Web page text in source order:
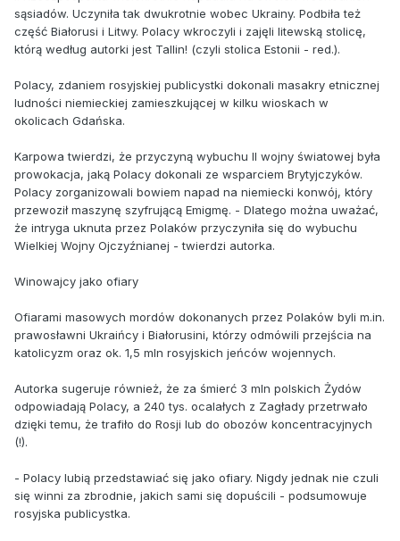
sąsiadów. Uczyniła tak dwukrotnie wobec Ukrainy. Podbiła też
część Białorusi i Litwy. Polacy wkroczyli i zajęli litewską stolicę,
którą według autorki jest Tallin! (czyli stolica Estonii - red.).
Polacy, zdaniem rosyjskiej publicystki dokonali masakry etnicznej
ludności niemieckiej zamieszkującej w kilku wioskach w
okolicach Gdańska.
Karpowa twierdzi, że przyczyną wybuchu II wojny światowej była
prowokacja, jaką Polacy dokonali ze wsparciem Brytyjczyków.
Polacy zorganizowali bowiem napad na niemiecki konwój, który
przewoził maszynę szyfrującą Emigmę. - Dlatego można uważać,
że intryga uknuta przez Polaków przyczyniła się do wybuchu
Wielkiej Wojny Ojczyźnianej - twierdzi autorka.
Winowajcy jako ofiary
Ofiarami masowych mordów dokonanych przez Polaków byli m.in.
prawosławni Ukraińcy i Białorusini, którzy odmówili przejścia na
katolicyzm oraz ok. 1,5 mln rosyjskich jeńców wojennych.
Autorka sugeruje również, że za śmierć 3 mln polskich Żydów
odpowiadają Polacy, a 240 tys. ocalałych z Zagłady przetrwało
dzięki temu, że trafiło do Rosji lub do obozów koncentracyjnych
(!).
- Polacy lubią przedstawiać się jako ofiary. Nigdy jednak nie czuli
się winni za zbrodnie, jakich sami się dopuścili - podsumowuje
rosyjska publicystka.